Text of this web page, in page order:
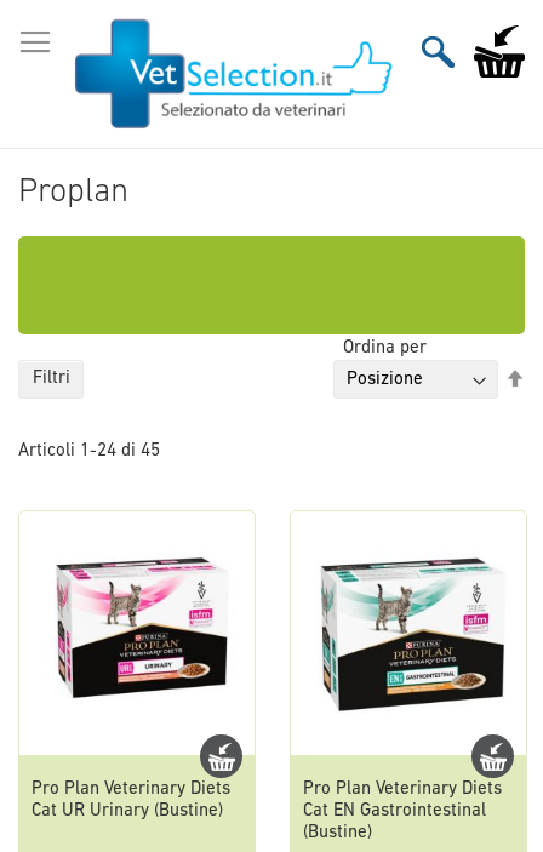
al
contenuto
Carrello
Proplan
Articoli 1 -24 di 45
Ordina per
Pro Plan Veterinary Diets
Cat UR Urinary (Bustine)
Pro Plan Veterinary Diets
Cat EN Gastrointestinal
(Bustine)
Filtri